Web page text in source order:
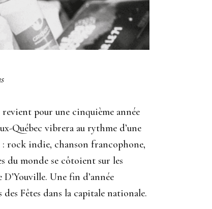
pour une cinquième année
Québec vibrera au rythme d’une
: rock indie, chanson francophone,
du monde se côtoient sur les
Une fin d’année
Fêtes dans la capitale nationale.